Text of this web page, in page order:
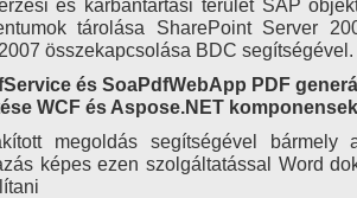
és karbantartási terület SAP
tárolása SharePoint Server
összekapcsolása BDC segítségével.
és SoaPdfWebApp PDF
WCF és Aspose.NET
megoldás segítségével
képes ezen szolgáltatással Word